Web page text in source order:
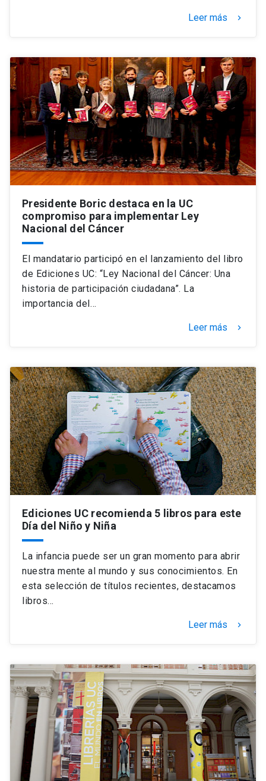
Leer más keyboard_arrow_right
Presidente Boric destaca en la UC
compromiso para implementar Ley
Nacional del Cáncer
El mandatario participó en el lanzamiento del libro
de Ediciones UC: “Ley Nacional del Cáncer: Una
historia de participación ciudadana”. La
importancia del…
Leer más keyboard_arrow_right
Ediciones UC recomienda 5 libros para este
Día del Niño y Niña
La infancia puede ser un gran momento para abrir
nuestra mente al mundo y sus conocimientos. En
esta selección de títulos recientes, destacamos
libros…
Leer más keyboard_arrow_right